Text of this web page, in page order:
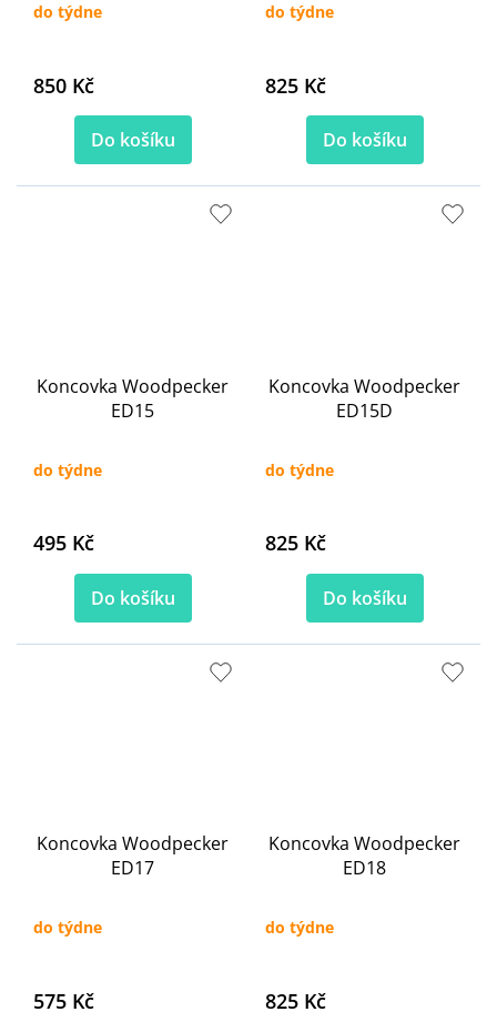
do týdne
850 Kč
Do košíku
do týdne
825 Kč
Do košíku
Koncovka Woodpecker
ED15
do týdne
495 Kč
Do košíku
Koncovka Woodpecker
ED15D
do týdne
825 Kč
Do košíku
Koncovka Woodpecker
ED17
do týdne
575 Kč
Koncovka Woodpecker
ED18
do týdne
825 Kč